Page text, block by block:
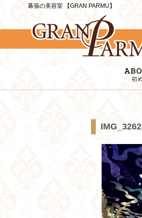
幕張の美容室 【GRAN PARMU】
IMG_3262